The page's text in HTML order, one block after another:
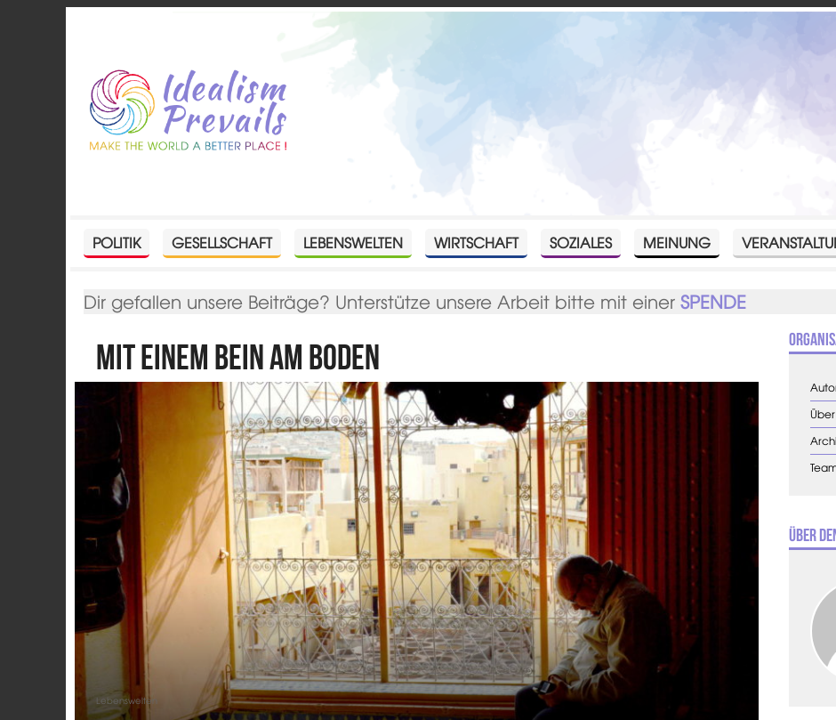
POLITIK GESELLSCHAFT LEBENSWELTEN WIRTSCHAFT SOZIALES MEINUNG
Dir gefallen unsere Beiträge? Unterstütze unsere Arbeit bitte mit einerSPENDE
Mit einem Bein am Boden
Lebenswelten
Über